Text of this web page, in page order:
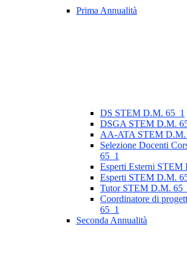
Prima Annualità
DS STEM D.M. 65_1
DSGA STEM D.M.
AA-ATA STEM D.M.
Selezione Docenti
65_1
Esperti Esterni STEM
Esperti STEM D.M.
Tutor STEM D.M.
Coordinatore di
65_1
Seconda Annualità